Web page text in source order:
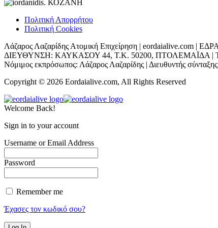
Πολιτική Απορρήτου
Πολιτική Cookies
Λάζαρος Λαζαρίδης Ατομική Επιχείρηση |
ΔΙΕΥΘΥΝΣΗ: ΚΑΥΚΑΣΟΥ 44, Τ.Κ. 50200, ΠΤΟΛΕΜΑΪΔΑ |
Νόμιμος εκπρόσωπος: Λάζαρος Λαζαρίδης | Διευθυντής
Copyright © 2026 Eordaialive.com, All Rights Reserved
Welcome Back!
Sign in to your account
Username or Email Address
Password
Remember me
Έχασες τον κωδικό σου?